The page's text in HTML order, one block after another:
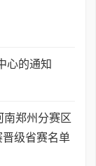
心的通知
南郑州分赛区
晋级省赛名单